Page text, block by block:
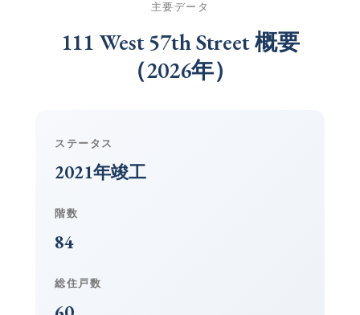
主要データ
111 West 57th Street 概要
（2026年）
ステータス
2021年竣工
階数
84
総住戸数